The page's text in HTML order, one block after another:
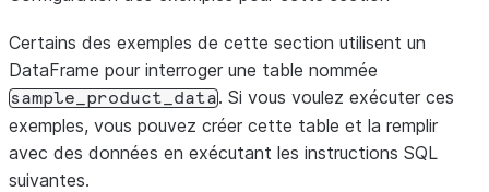
Certains des exemples de cette section utilisent un
DataFrame pour interroger une table nommée
sample_product_data. Si vous voulez exécuter ces
exemples, vous pouvez créer cette table et la remplir
avec des données en exécutant les instructions SQL
suivantes.